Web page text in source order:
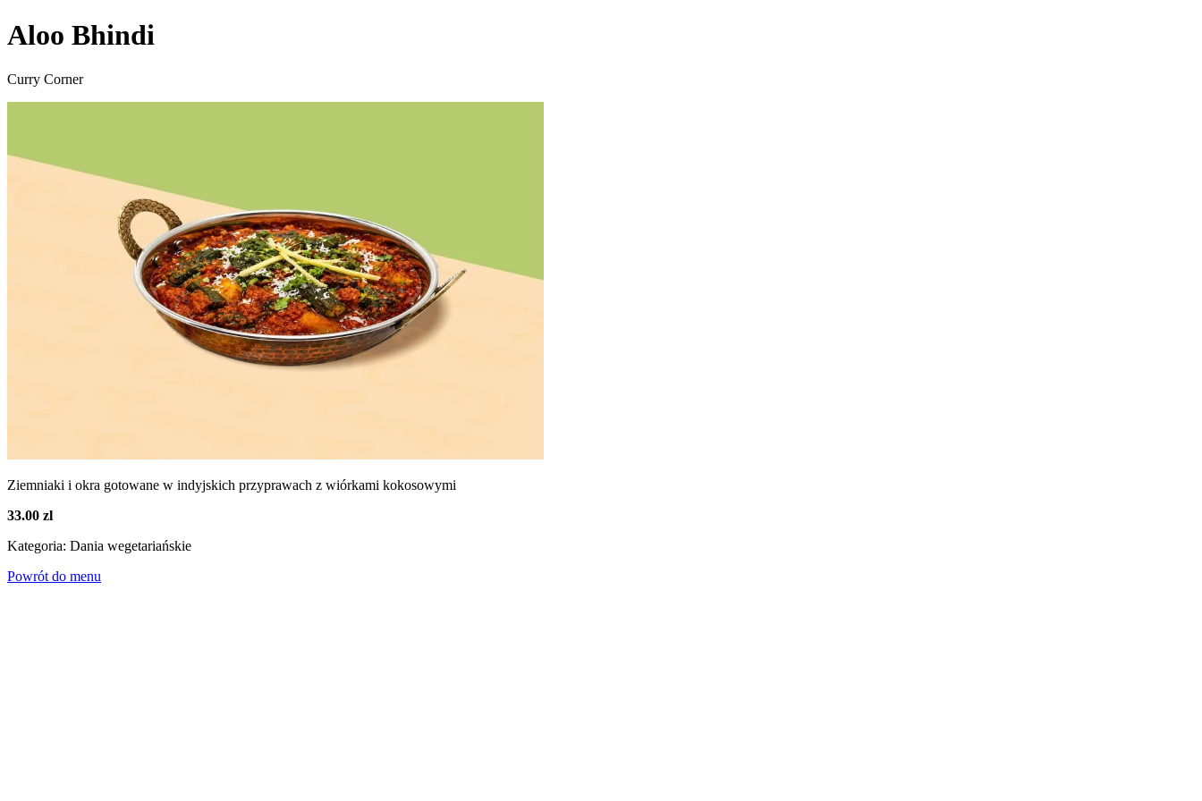
Aloo Bhindi
Curry Corner
Ziemniaki i okra gotowane w indyjskich przyprawach z wiórkami kokosowymi
33.00 zl
Kategoria: Dania wegetariańskie
Powrót do menu